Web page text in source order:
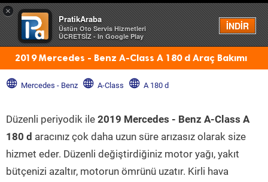
×
PratikAraba
Üstün Oto Servis Hizmetleri
ÜCRETSİZ - In Google Play
İNDİR
Menü
2019 Mercedes - Benz A-Class A 180 d Araç Bakımı
Mercedes - Benz A-Class A 180 d
Düzenli periyodik ile 2019 Mercedes - Benz A-Class A
180 d aracınız çok daha uzun süre arızasız olarak size
hizmet eder. Düzenli değiştirdiğiniz motor yağı, yakıt
bütçenizi azaltır, motorun ömrünü uzatır. Kirli hava